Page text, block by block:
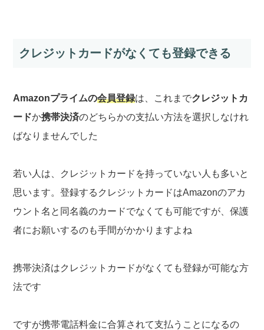
クレジットカードがなくても登録できる
Amazonプライムの会員登録は、これまでクレジットカ
ードか携帯決済のどちらかの支払い方法を選択しなけれ
ばなりませんでした
若い人は、クレジットカードを持っていない人も多いと
思います。登録するクレジットカードはAmazonのアカ
ウント名と同名義のカードでなくても可能ですが、保護
者にお願いするのも手間がかかりますよね
携帯決済はクレジットカードがなくても登録が可能な方
法です
ですが携帯電話料金に合算されて支払うことになるの